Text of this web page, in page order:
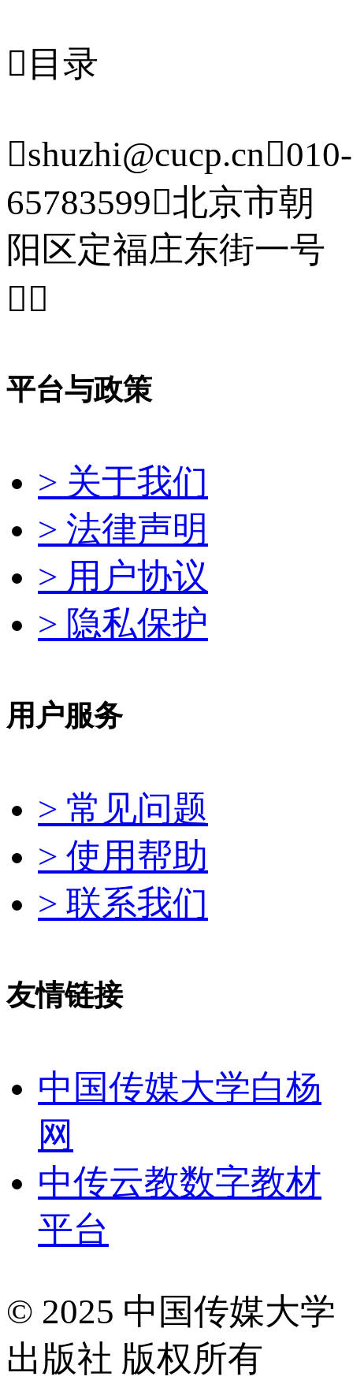
 目录
shuzhi@cucp.cn010-
65783599北京市朝
阳区定福庄东街一号

平台与政策
> 关于我们
> 法律声明
> 用户协议
> 隐私保护
用户服务
> 常见问题
> 使用帮助
> 联系我们
友情链接
中国传媒大学白杨
网
中传云教数字教材
平台
© 2025 中国传媒大学
出版社 版权所有